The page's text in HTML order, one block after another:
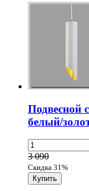
Подвесной
белый/
3 090
Скидка 31%